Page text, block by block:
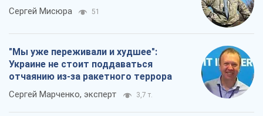
Сергей Мисюра 51
"Мы уже переживали и худшее":
Украине не стоит поддаваться
отчаянию из-за ракетного террора
Сергей Марченко, эксперт 3,7 т.